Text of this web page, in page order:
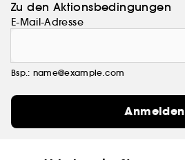
Zu den Aktionsbedingungen
E-Mail-Adresse
Bsp.: name@example.com
Anmelden